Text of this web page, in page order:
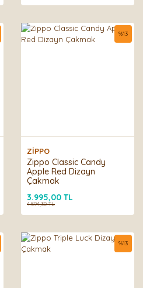
ZİPPO
Zippo Classic Candy
Apple Red Dizayn
Çakmak
%13
3.995,00 TL
4.594,30 TL
%13